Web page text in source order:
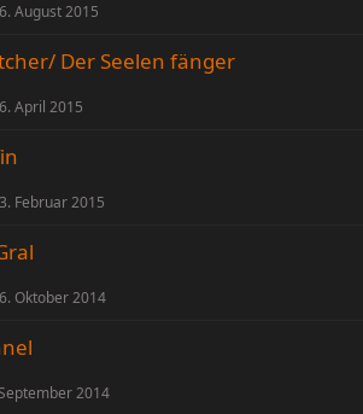
August 2015
Der Seelen fänger
April 2015
Februar 2015
Oktober 2014
2014